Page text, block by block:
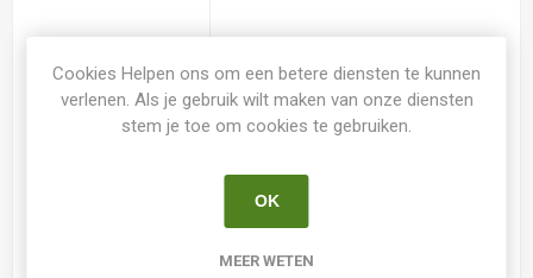
Dubbele bloem Nee
12.5
Juni-Juli
Cookies Helpen ons om een betere diensten te kunnen
verlenen. Als je gebruik wilt maken van onze diensten
stem je toe om cookies te gebruiken.
OK
MEER WETEN